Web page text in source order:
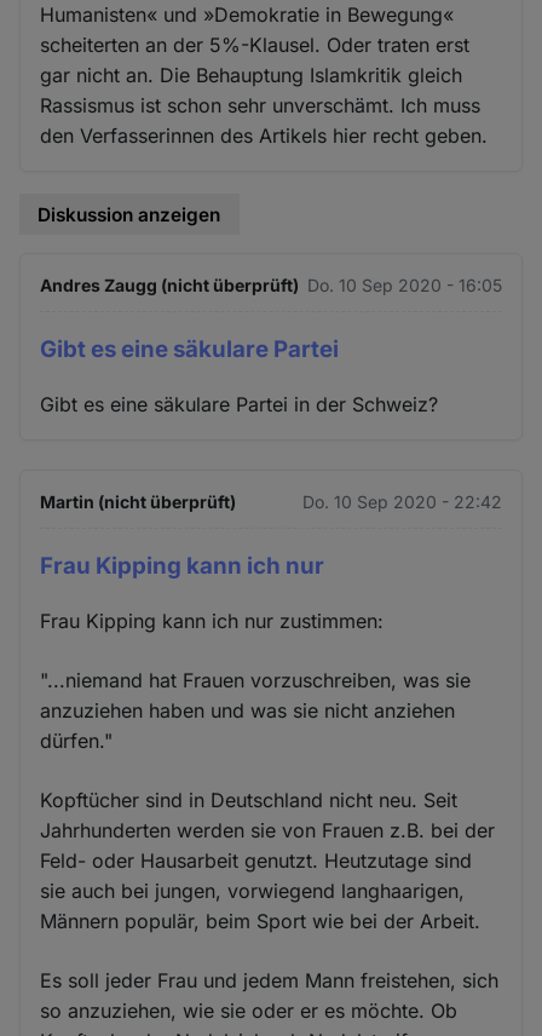
Humanisten« und »Demokratie in Bewegung«
scheiterten an der 5%-Klausel. Oder traten erst
gar nicht an. Die Behauptung Islamkritik gleich
Rassismus ist schon sehr unverschämt. Ich muss
den Verfasserinnen des Artikels hier recht geben.
Diskussion anzeigen
Andres Zaugg (nicht überprüft) Do. 10 Sep 2020 - 16:05
Gibt es eine säkulare Partei
Gibt es eine säkulare Partei in der Schweiz?
Martin (nicht überprüft) Do. 10 Sep 2020 - 22:42
Frau Kipping kann ich nur
Frau Kipping kann ich nur zustimmen:
"...niemand hat Frauen vorzuschreiben, was sie
anzuziehen haben und was sie nicht anziehen
dürfen."
Kopftücher sind in Deutschland nicht neu. Seit
Jahrhunderten werden sie von Frauen z.B. bei der
Feld- oder Hausarbeit genutzt. Heutzutage sind
sie auch bei jungen, vorwiegend langhaarigen,
Männern populär, beim Sport wie bei der Arbeit.
Es soll jeder Frau und jedem Mann freistehen, sich
so anzuziehen, wie sie oder er es möchte. Ob